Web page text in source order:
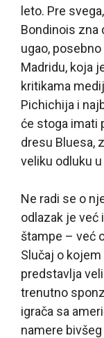
leto. Pre
Bondinois zna
ugao,
Madridu, koja
kritikama
Pichichija i
će stoga imati
dresu Bluesa,
veliku odluku
Ne radi se o
odlazak je već
štampe – već
Slučaj o
predstavlja
trenutno
igrača sa
namere